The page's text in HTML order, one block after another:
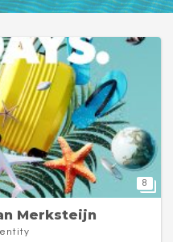
8
Merksteijn